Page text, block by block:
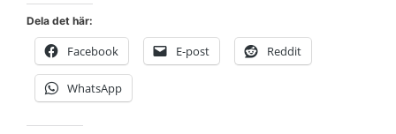
Dela det här:
Facebook E-post Reddit
WhatsApp